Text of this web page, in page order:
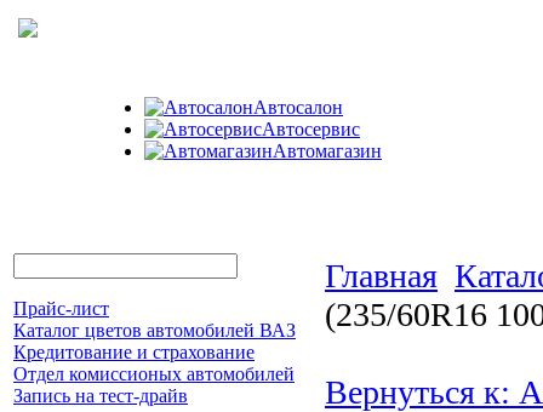
Автосалон
Автосервис
Автомагазин
Прайс-лист
Каталог цветов автомобилей ВАЗ
Кредитование и страхование
Отдел комиссионых автомобилей
Запись на тест-драйв
Главная
(235/60R16
Вернуться к: